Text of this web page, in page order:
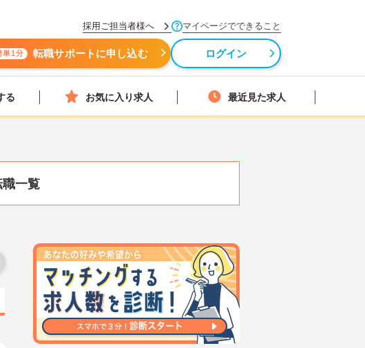
採用ご担当者様へ マイページでできること
単1分 転職サポートに申し込む ログイン
る お気に入り求人 最近見た求人
一覧